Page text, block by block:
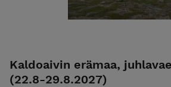
Kaldoaivin erämaa,
(22.8-29.8.2027)